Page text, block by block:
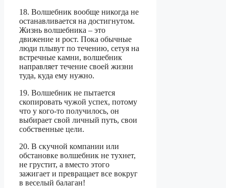
18. Волшебник вообще никогда не
останавливается на достигнутом.
Жизнь волшебника – это
движение и рост. Пока обычные
люди плывут по течению, сетуя на
встречные камни, волшебник
направляет течение своей жизни
туда, куда ему нужно.
19. Волшебник не пытается
скопировать чужой успех, потому
что у кого-то получилось, он
выбирает свой личный путь, свои
собственные цели.
20. В скучной компании или
обстановке волшебник не тухнет,
не грустит, а вместо этого
зажигает и превращает все вокруг
в веселый балаган!